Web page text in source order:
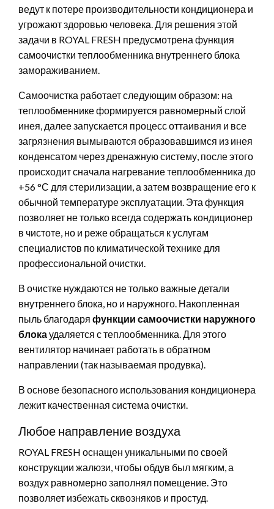
ведут к потере производительности кондиционера и
угрожают здоровью человека. Для решения этой
задачи в ROYAL FRESH предусмотрена функция
самоочистки теплообменника внутреннего блока
замораживанием.
Самоочистка работает следующим образом: на
теплообменнике формируется равномерный слой
инея, далее запускается процесс оттаивания и все
загрязнения вымываются образовавшимся из инея
конденсатом через дренажную систему, после этого
происходит сначала нагревание теплообменника до
+56 °С для стерилизации, а затем возвращение его к
обычной температуре эксплуатации. Эта функция
позволяет не только всегда содержать кондиционер
в чистоте, но и реже обращаться к услугам
специалистов по климатической технике для
профессиональной очистки.
В очистке нуждаются не только важные детали
внутреннего блока, но и наружного. Накопленная
пыль благодаря функции самоочистки наружного
блокаудаляется с теплообменника. Для этого
вентилятор начинает работать в обратном
направлении (так называемая продувка).
В основе безопасного использования кондиционера
лежит качественная система очистки.
Любое направление воздуха
ROYAL FRESH оснащен уникальными по своей
конструкции жалюзи, чтобы обдув был мягким, а
воздух равномерно заполнял помещение. Это
позволяет избежать сквозняков и простуд.